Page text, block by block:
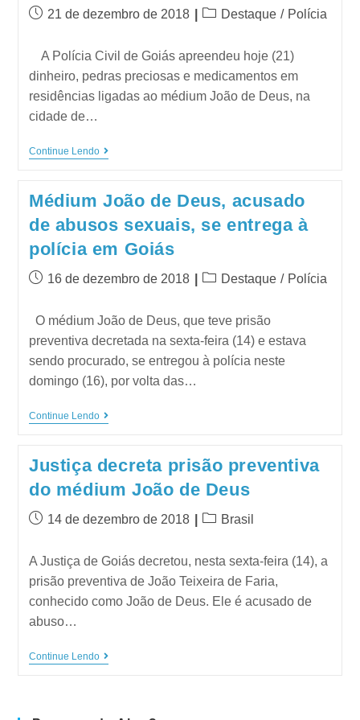
21 de dezembro de 2018 Destaque / Polícia
A Polícia Civil de Goiás apreendeu hoje (21)
dinheiro, pedras preciosas e medicamentos em
residências ligadas ao médium João de Deus, na
cidade de…
Continue Lendo
Médium João de Deus, acusado
de abusos sexuais, se entrega à
polícia em Goiás
16 de dezembro de 2018 Destaque / Polícia
O médium João de Deus, que teve prisão
preventiva decretada na sexta-feira (14) e estava
sendo procurado, se entregou à polícia neste
domingo (16), por volta das…
Continue Lendo
Justiça decreta prisão preventiva
do médium João de Deus
14 de dezembro de 2018 Brasil
A Justiça de Goiás decretou, nesta sexta-feira (14), a
prisão preventiva de João Teixeira de Faria,
conhecido como João de Deus. Ele é acusado de
abuso…
Continue Lendo